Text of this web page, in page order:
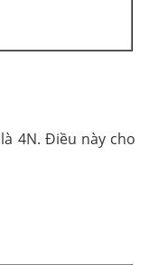
4N. Điều này cho